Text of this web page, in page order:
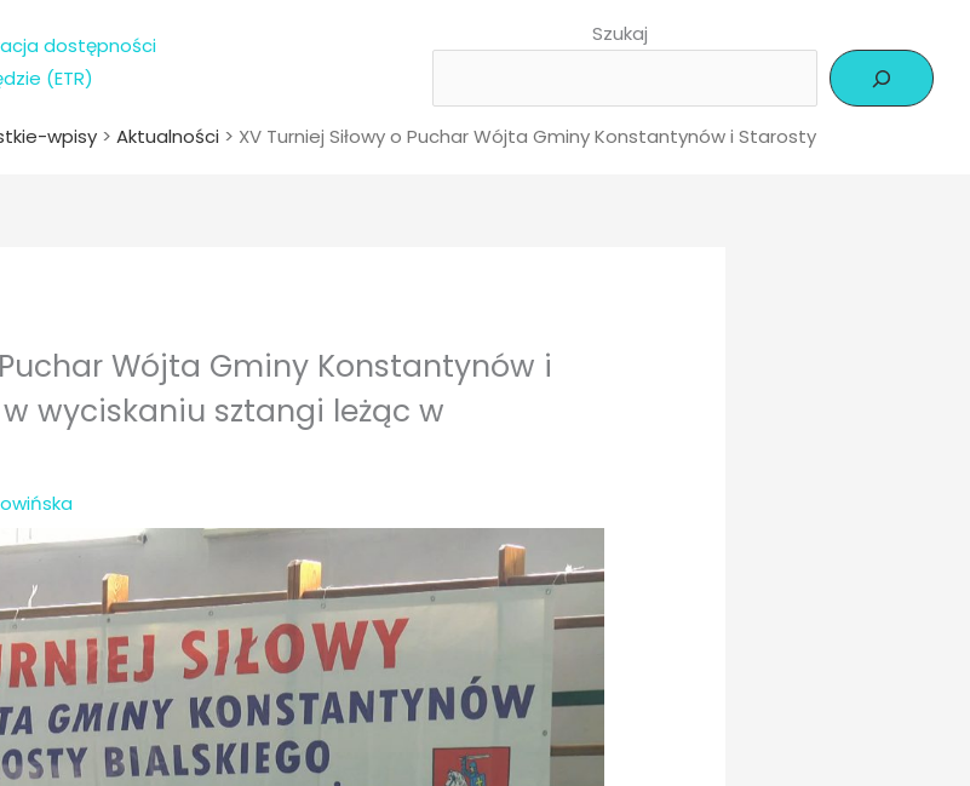
dostępności
(ETR)
Szukaj
wpisy > Aktualności > XV Turniej Siłowy o Puchar Wójta Gminy Konstantynów i Starosty
Puchar Wójta Gminy Konstantynów i
wyciskaniu sztangi leżąc w